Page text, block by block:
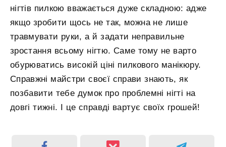
нігтів пилкою вважається дуже складною: адже
якщо зробити щось не так, можна не лише
травмувати руки, а й задати неправильне
зростання всьому нігтю. Саме тому не варто
обурюватись високій ціні пилкового манікюру.
Справжні майстри своєї справи знають, як
позбавити тебе думок про проблемні нігті на
довгі тижні. І це справді вартує своїх грошей!